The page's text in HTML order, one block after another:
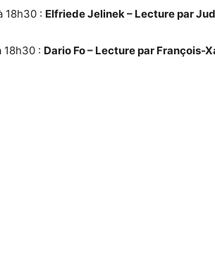
18h30 : Elfriede Jelinek – Lecture par
18h30 : Dario Fo – Lecture par François-